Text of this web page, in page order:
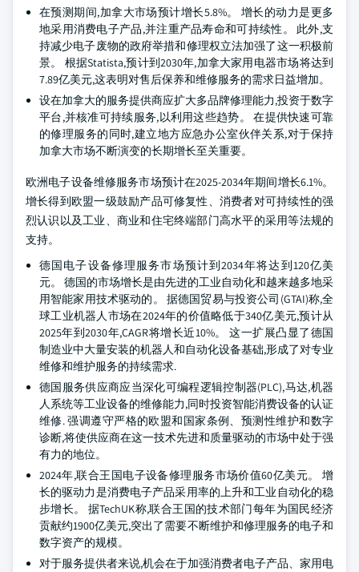
在预测期间,加拿大市场预计增长5.8%。 增长的动力是更多
地采用消费电子产品,并注重产品寿命和可持续性。 此外,支
持减少电子废物的政府举措和修理权立法加强了这一积极前
景。 根据Statista,预计到2030年,加拿大家用电器市场将达到
7.89亿美元,这表明对售后保养和维修服务的需求日益增加。
设在加拿大的服务提供商应扩大多品牌修理能力,投资于数字
平台,并核准可持续服务,以利用这些趋势。 在提供快速可靠
的修理服务的同时,建立地方应急办公室伙伴关系,对于保持
加拿大市场不断演变的长期增长至关重要。
欧洲电子设备维修服务市场预计在2025-2034年期间增长6.1%。
增长得到欧盟一级鼓励产品可修复性、消费者对可持续性的强
烈认识以及工业、商业和住宅终端部门高水平的采用等法规的
支持。
德国电子设备修理服务市场预计到2034年将达到120亿美
元。 德国的市场增长是由先进的工业自动化和越来越多地采
用智能家用技术驱动的。 据德国贸易与投资公司(GTAI)称,全
球工业机器人市场在2024年的价值略低于340亿美元,预计从
2025年到2030年,CAGR将增长近10%。 这一扩展凸显了德国
制造业中大量安装的机器人和自动化设备基础,形成了对专业
维修和维护服务的持续需求.
德国服务供应商应当深化可编程逻辑控制器(PLC),马达,机器
人系统等工业设备的维修能力,同时投资智能消费设备的认证
维修. 强调遵守严格的欧盟和国家条例、预测性维护和数字
诊断,将使供应商在这一技术先进和质量驱动的市场中处于强
有力的地位。
2024年,联合王国电子设备修理服务市场价值60亿美元。 增
长的驱动力是消费电子产品采用率的上升和工业自动化的稳
步增长。 据TechUK称,联合王国的技术部门每年为国民经济
贡献约1900亿美元,突出了需要不断维护和修理服务的电子和
数字资产的规模。
对于服务提供者来说,机会在于加强消费者电子产品、家用电